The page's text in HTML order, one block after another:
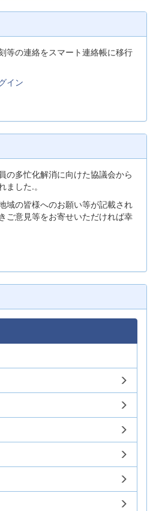
等の連絡をスマート連絡帳に移行
イン
の多忙化解消に向けた協議会から
ました.。
域の皆様へのお願い等が記載され
ご意見等をお寄せいただければ幸